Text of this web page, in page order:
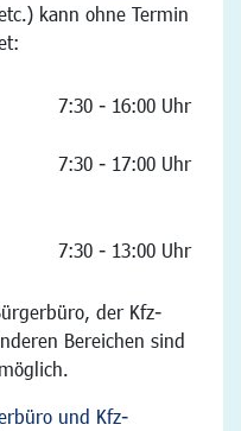
kann ohne Termin
7:30 - 16:00 Uhr
7:30 - 17:00 Uhr
7:30 - 13:00 Uhr
der Kfz-
Bereichen sind
und Kfz-